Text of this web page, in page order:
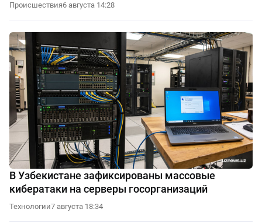
Происшествия6 августа 14:28
В Узбекистане зафиксированы массовые
кибератаки на серверы госорганизаций
Технологии7 августа 18:34